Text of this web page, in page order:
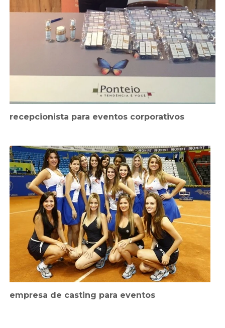
recepcionista para eventos corporativos
empresa de casting para eventos